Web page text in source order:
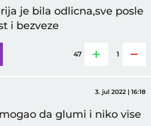
je bila odlicna,sve posle
i bezveze
47 1
3. jul 2022 | 16:18
da glumi i niko vise